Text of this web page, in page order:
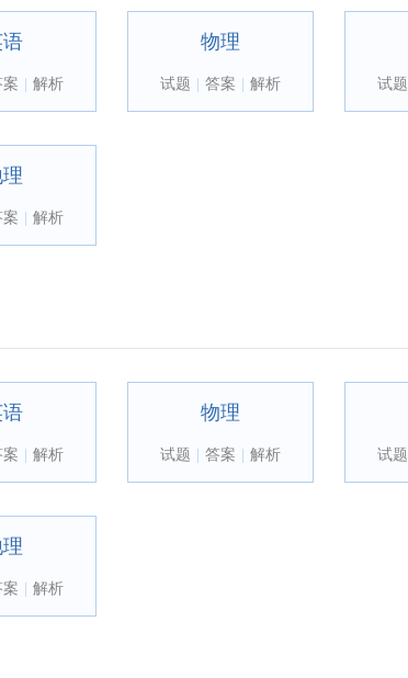
案 解析
物理
试题 答案 解析 试题
案 解析
案 解析
物理
试题 答案 解析 试题
案 解析